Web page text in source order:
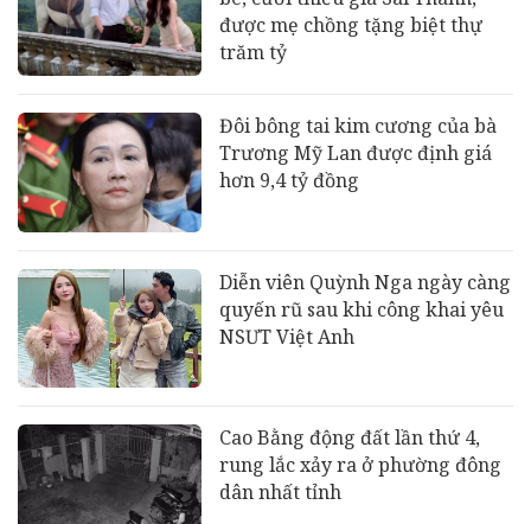
được mẹ chồng tặng biệt thự
trăm tỷ
Đôi bông tai kim cương của bà
Trương Mỹ Lan được định giá
hơn 9,4 tỷ đồng
Diễn viên Quỳnh Nga ngày càng
quyến rũ sau khi công khai yêu
NSƯT Việt Anh
Cao Bằng động đất lần thứ 4,
rung lắc xảy ra ở phường đông
dân nhất tỉnh